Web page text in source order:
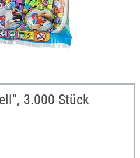
3.000 Stück